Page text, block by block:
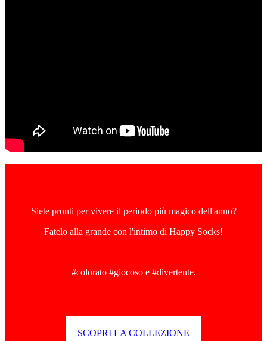
Siete pronti per vivere il periodo più magico dell'anno?
Fatelo alla grande con l'intimo di Happy Socks!
#colorato #giocoso e #divertente.
SCOPRI LA COLLEZIONE